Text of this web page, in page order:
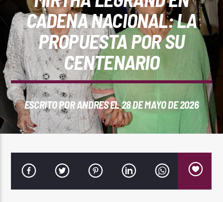
REPRODUCTOR WEB
0:00
PlayFM 95.9
CADENA NACIONAL: LA
PROPUESTA POR SU
CENTENARIO
ESCRITO PORANDRESEL 28 DE MAYO DE 2026